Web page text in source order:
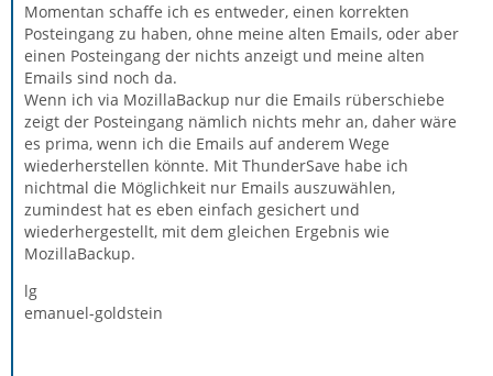
Momentan schaffe ich es entweder, einen korrekten
Posteingang zu haben, ohne meine alten Emails, oder aber
einen Posteingang der nichts anzeigt und meine alten
Emails sind noch da.
Wenn ich via MozillaBackup nur die Emails rüberschiebe
zeigt der Posteingang nämlich nichts mehr an, daher wäre
es prima, wenn ich die Emails auf anderem Wege
wiederherstellen könnte. Mit ThunderSave habe ich
nichtmal die Möglichkeit nur Emails auszuwählen,
zumindest hat es eben einfach gesichert und
wiederhergestellt, mit dem gleichen Ergebnis wie
MozillaBackup.
lg
emanuel-goldstein